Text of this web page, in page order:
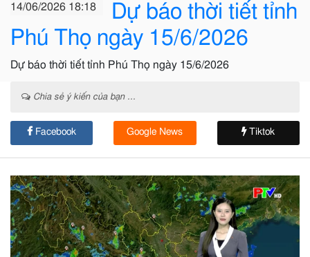
14/06/2026 18:18
Dự báo thời tiết tỉnh
Phú Thọ ngày 15/6/2026
Dự báo thời tiết tỉnh Phú Thọ ngày 15/6/2026
Chia sẻ ý kiến của bạn ...
Facebook Google News Tiktok